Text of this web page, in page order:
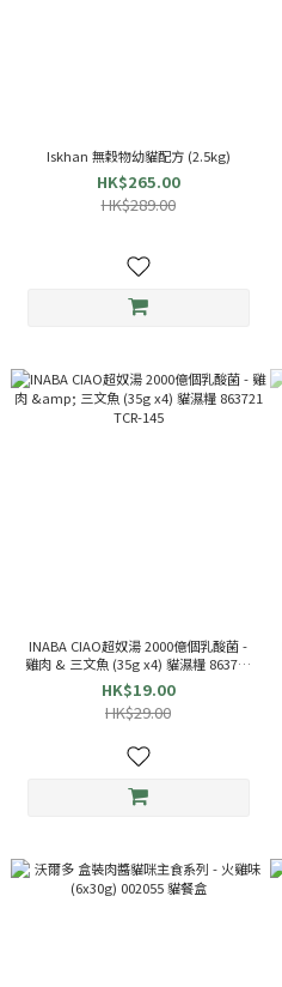
Iskhan 無穀物幼貓配方 (2.5kg)
HK$265.00
HK$289.00
INABA CIAO超奴湯 2000億個乳酸菌 -
雞肉 & 三文魚 (35g x4) 貓濕糧 863721
TCR-145
HK$19.00
HK$29.00